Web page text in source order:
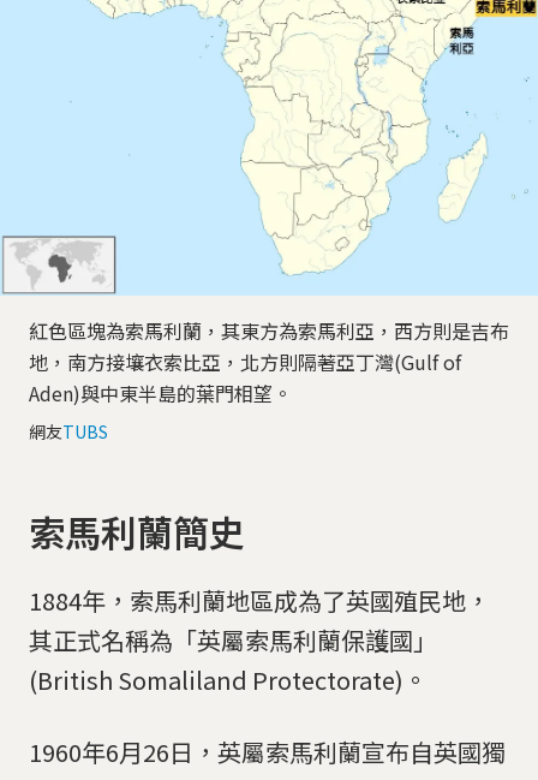
紅色區塊為索馬利蘭，其東方為索馬利亞，西方則是吉布
地，南方接壤衣索比亞，北方則隔著亞丁灣(Gulf of
Aden)與中東半島的葉門相望。
網友TUBS
索馬利蘭簡史
1884年，索馬利蘭地區成為了英國殖民地，
其正式名稱為「英屬索馬利蘭保護國」
(British Somaliland Protectorate)。
1960年6月26日，英屬索馬利蘭宣布自英國獨